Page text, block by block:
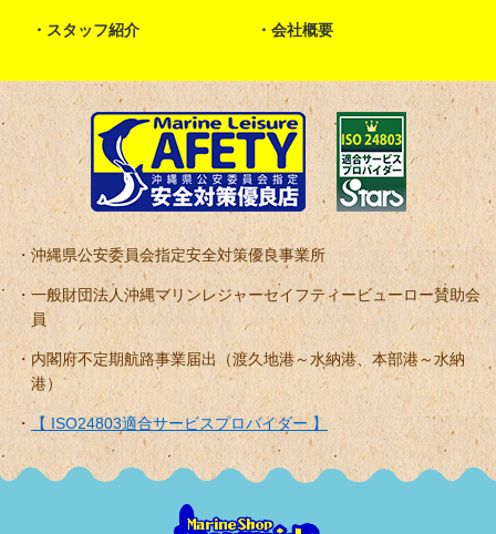
スタッフ紹介 会社概要
沖縄県公安委員会指定安全対策優良事業所
一般財団法人沖縄マリンレジャーセイフティービューロー賛助会
員
内閣府不定期航路事業届出（渡久地港～水納港、本部港～水納
港）
【 ISO24803適合サービスプロバイダー 】